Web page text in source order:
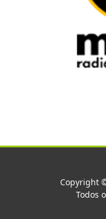
Copyright
Todos